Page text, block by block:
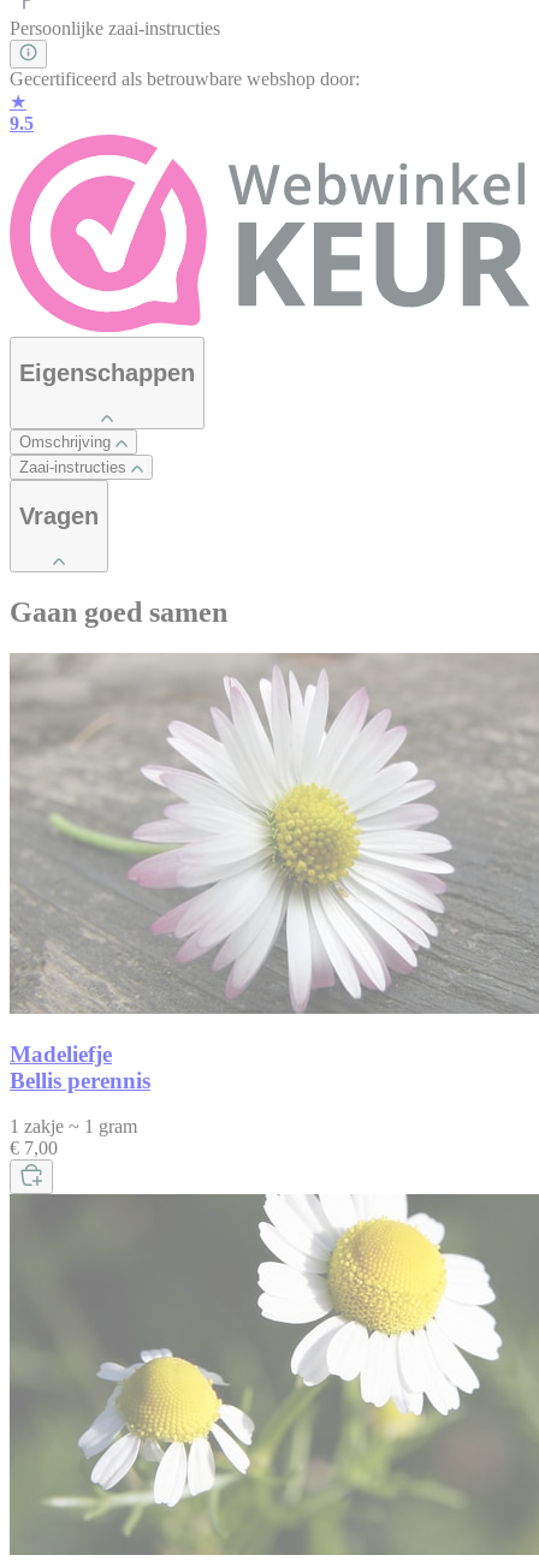
Persoonlijke zaai-instructies
Gecertificeerd als betrouwbare webshop door:
★
9.5
Eigenschappen
Omschrijving
Zaai-instructies
Vragen
Gaan goed samen
Madeliefje
Bellis perennis
1 zakje ~ 1 gram
€ 7,00